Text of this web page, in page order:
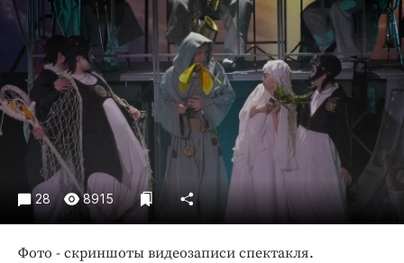
Образование
Общество
Погода
Праздники
Происшествия
Спорт
Экономика и бизнес
ПРОЕКТЫ
Блоги
28 8915
Фото - скриншоты видеозаписи спектакля.